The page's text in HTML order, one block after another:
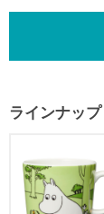
ラインナップ